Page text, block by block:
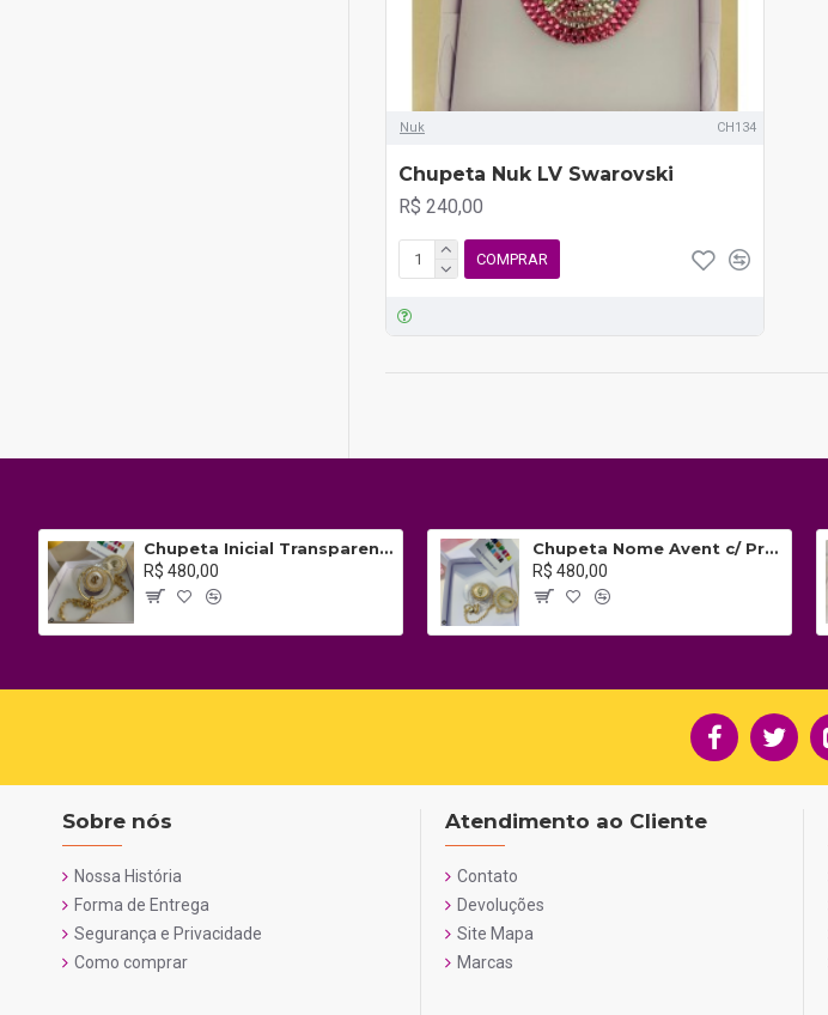
Nuk CH134
Chupeta Nuk LV Swarovski
R$ 240,00
COMPRAR
Chupeta Inicial Transparente c/ Prendedor
R$ 480,00
Chupeta Nome Avent c/ Prendedor
R$ 480,00
Sobre nós
Nossa História
Forma de Entrega
Segurança e Privacidade
Como comprar
Atendimento ao Cliente
Contato
Devoluções
Site Mapa
Marcas